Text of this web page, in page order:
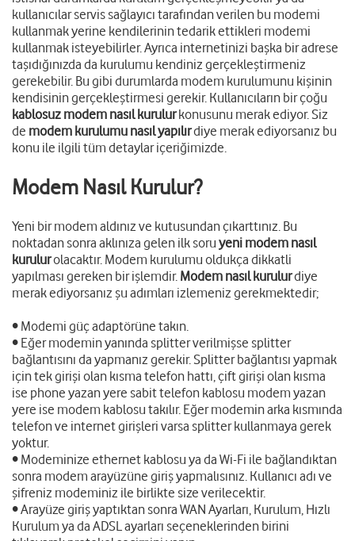
kullanıcılar servis sağlayıcı tarafından verilen bu modemi
kullanmak yerine kendilerinin tedarik ettikleri modemi
kullanmak isteyebilirler. Ayrıca internetinizi başka bir adrese
taşıdığınızda da kurulumu kendiniz gerçekleştirmeniz
gerekebilir. Bu gibi durumlarda modem kurulumunu kişinin
kendisinin gerçekleştirmesi gerekir. Kullanıcıların bir çoğu
kablosuz modem nasıl kurulurkonusunu merak ediyor. Siz
de modem kurulumu nasıl yapılırdiye merak ediyorsanız bu
konu ile ilgili tüm detaylar içeriğimizde.
Modem Nasıl Kurulur?
Yeni bir modem aldınız ve kutusundan çıkarttınız. Bu
noktadan sonra aklınıza gelen ilk soru yeni modem nasıl
kurulurolacaktır. Modem kurulumu oldukça dikkatli
yapılması gereken bir işlemdir. Modem nasıl kurulurdiye
merak ediyorsanız şu adımları izlemeniz gerekmektedir;
• Modemi güç adaptörüne takın.
• Eğer modemin yanında splitter verilmişse splitter
bağlantısını da yapmanız gerekir. Splitter bağlantısı yapmak
için tek girişi olan kısma telefon hattı, çift girişi olan kısma
ise phone yazan yere sabit telefon kablosu modem yazan
yere ise modem kablosu takılır. Eğer modemin arka kısmında
telefon ve internet girişleri varsa splitter kullanmaya gerek
yoktur.
• Modeminize ethernet kablosu ya da Wi-Fi ile bağlandıktan
sonra modem arayüzüne giriş yapmalısınız. Kullanıcı adı ve
şifreniz modeminiz ile birlikte size verilecektir.
• Arayüze giriş yaptıktan sonra WAN Ayarları, Kurulum, Hızlı
Kurulum ya da ADSL ayarları seçeneklerinden birini